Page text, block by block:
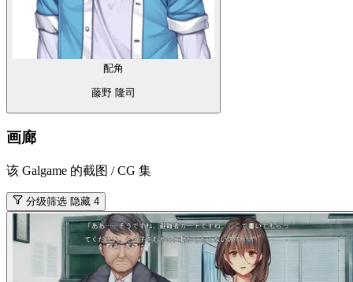
配角
藤野 隆司
画廊
该 Galgame 的截图 / CG 集
分级筛选 隐藏 4